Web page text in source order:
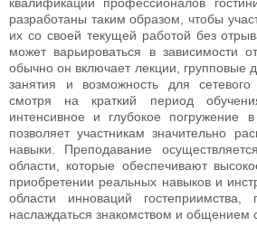
разработаны таким образом, чтобы
их со своей текущей работой без
может варьироваться в зависимости
обычно он включает лекции, групповые
занятия и возможность для
смотря на краткий период
интенсивное и глубокое погружение
позволяет участникам значительно
навыки. Преподавание
области, которые обеспечивают
приобретении реальных навыков и
области инноваций гостеприимства,
наслаждаться знакомством и общением